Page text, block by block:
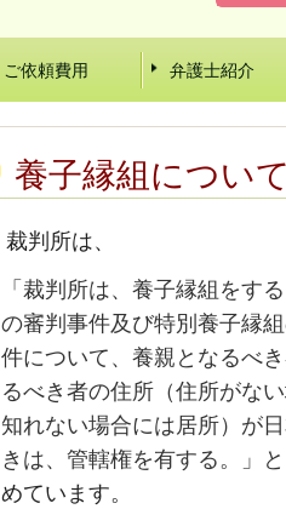
ご依頼費用 弁護士紹介
養子縁組につい
裁判所は、
「裁判所は、養子縁組をす
の審判事件及び特別養子縁
件について、養親となるべ
るべき者の住所（住所がな
知れない場合には居所）が
きは、管轄権を有する。」
めています。